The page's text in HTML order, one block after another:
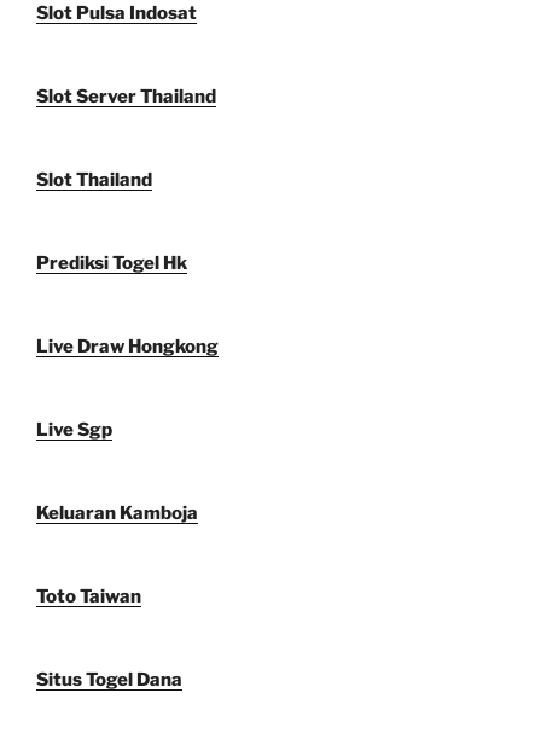
Slot Pulsa Indosat
Slot Server Thailand
Slot Thailand
Prediksi Togel Hk
Live Draw Hongkong
Live Sgp
Keluaran Kamboja
Toto Taiwan
Situs Togel Dana